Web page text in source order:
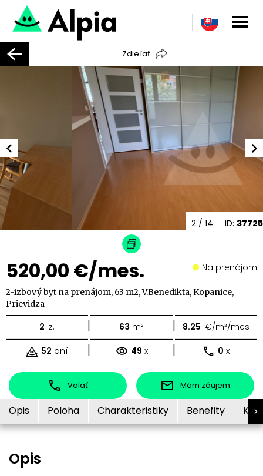
Zdieľať
ID: 37725
3 / 14
520,00 €/mes. Na prenájom
2-izbový byt na prenájom, 63 m2, V.Benedikta, Kopanice,
Prievidza
2 iz. | 63 m² | 8.25 €/m²/mes
52 dní | 49 x | 0 x
Volať Mám záujem
Opis Poloha Charakteristiky Benefity
Opis